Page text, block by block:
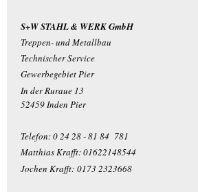
S+W STAHL & WERK GmbH
Treppen- und Metallbau
Technischer Service
Gewerbegebiet Pier
In der Ruraue 13
52459 Inden Pier
Telefon: 0 24 28 - 81 84 781
Matthias Krafft: 01622148544
Jochen Krafft: 0173 2323668